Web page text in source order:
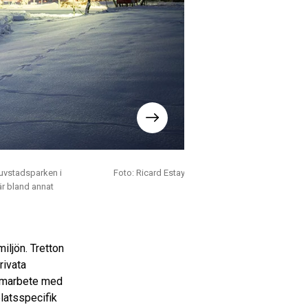
i
bland annat
Foto: Ricard Estay
Tretton
med